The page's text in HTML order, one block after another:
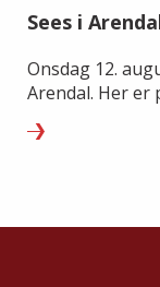
Sees i
Onsdag 12.
Arendal. Her er